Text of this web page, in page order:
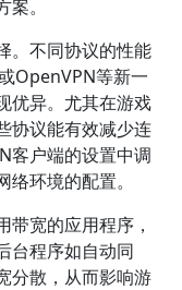
。
。不同协议的性能
OpenVPN等新一
优异。尤其在游戏
协议能有效减少连
客户端的设置中调
环境的配置。
带宽的应用程序，
台程序如自动同
分散，从而影响游